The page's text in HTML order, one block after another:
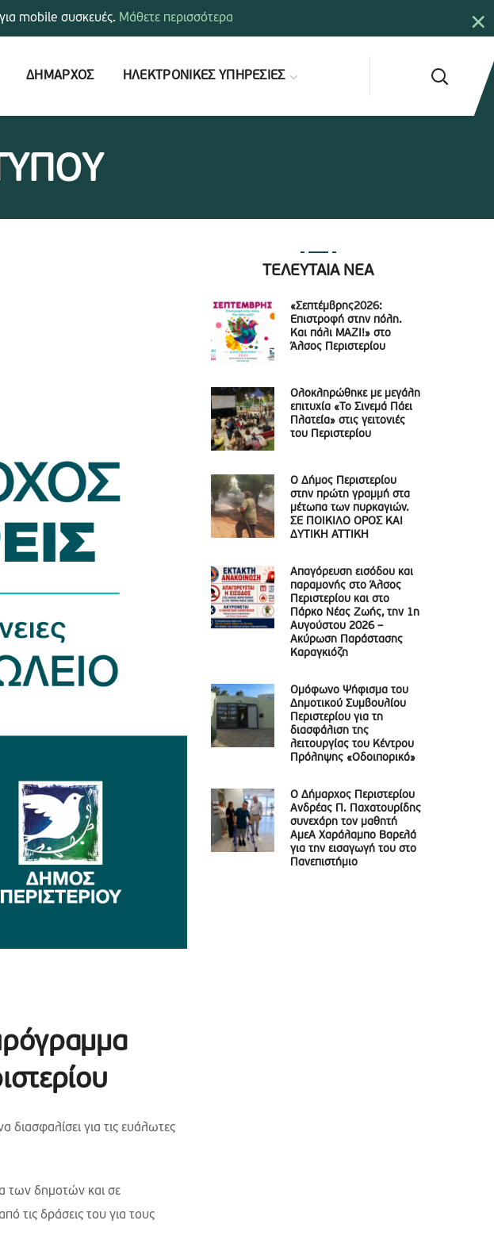
ΔΗΜΑΡΧΟΣ ΗΛΕΚΤΡΟΝΙΚΕΣ ΥΠΗΡΕΣΙΕΣ
για τις ευάλωτες
των δημοτών και σε
τις δράσεις του για τους
ΤΕΛΕΥΤΑΙΑ ΝΕΑ
«Σεπτέμβρης2026:
Επιστροφή στην πόλη.
Και πάλι ΜΑΖΙ!» στο
Άλσος Περιστερίου
Ολοκληρώθηκε με μεγάλη
επιτυχία «Το Σινεμά Πάει
Πλατεία» στις γειτονιές
του Περιστερίου
Ο Δήμος Περιστερίου
στην πρώτη γραμμή στα
μέτωπα των πυρκαγιών.
ΣΕ ΠΟΙΚΙΛΟ ΟΡΟΣ ΚΑΙ
ΔΥΤΙΚΗ ΑΤΤΙΚΗ
Απαγόρευση εισόδου και
παραμονής στο Άλσος
Περιστερίου και στο
Πάρκο Νέας Ζωής, την 1η
Αυγούστου 2026 –
Ακύρωση Παράστασης
Καραγκιόζη
Ομόφωνο Ψήφισμα του
Δημοτικού Συμβουλίου
Περιστερίου για τη
διασφάλιση της
λειτουργίας του Κέντρου
Πρόληψης «Οδοιπορικό»
Ο Δήμαρχος Περιστερίου
Ανδρέας Π. Παχατουρίδης
συνεχάρη τον μαθητή
ΑμεΑ Χαράλαμπο Βαρελά
για την εισαγωγή του στο
Πανεπιστήμιο
×
mobile συσκευές. Μάθετε περισσότερα